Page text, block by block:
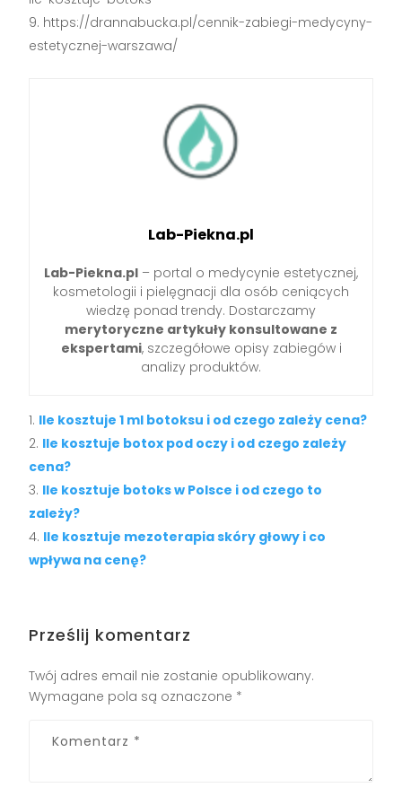
https://drannabucka.pl/cennik-zabiegi-medycyny-
estetycznej-warszawa/
Lab-Piekna.pl
Lab-Piekna.pl – portal o medycynie estetycznej,
kosmetologii i pielęgnacji dla osób ceniących
wiedzę ponad trendy. Dostarczamy
merytoryczne artykuły konsultowane z
ekspertami, szczegółowe opisy zabiegów i
analizy produktów.
Ile kosztuje 1 ml botoksu i od czego zależy cena?
Ile kosztuje botox pod oczy i od czego zależy
cena?
Ile kosztuje botoks w Polsce i od czego to
zależy?
Ile kosztuje mezoterapia skóry głowy i co
wpływa na cenę?
Prześlij komentarz
Twój adres email nie zostanie opublikowany.
Wymagane pola są oznaczone *